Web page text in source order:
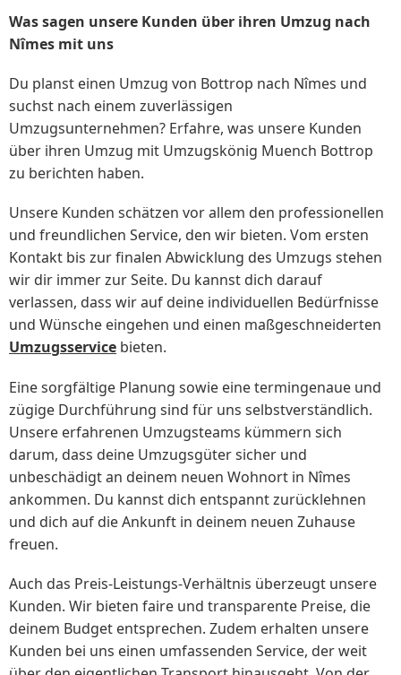
Was sagen unsere Kunden über ihren Umzug nach
Nîmes mit uns
Du planst einen Umzug von Bottrop nach Nîmes und
suchst nach einem zuverlässigen
Umzugsunternehmen? Erfahre, was unsere Kunden
über ihren Umzug mit Umzugskönig Muench Bottrop
zu berichten haben.
Unsere Kunden schätzen vor allem den professionellen
und freundlichen Service, den wir bieten. Vom ersten
Kontakt bis zur finalen Abwicklung des Umzugs stehen
wir dir immer zur Seite. Du kannst dich darauf
verlassen, dass wir auf deine individuellen Bedürfnisse
und Wünsche eingehen und einen maßgeschneiderten
Umzugsservice bieten.
Eine sorgfältige Planung sowie eine termingenaue und
zügige Durchführung sind für uns selbstverständlich.
Unsere erfahrenen Umzugsteams kümmern sich
darum, dass deine Umzugsgüter sicher und
unbeschädigt an deinem neuen Wohnort in Nîmes
ankommen. Du kannst dich entspannt zurücklehnen
und dich auf die Ankunft in deinem neuen Zuhause
freuen.
Auch das Preis-Leistungs-Verhältnis überzeugt unsere
Kunden. Wir bieten faire und transparente Preise, die
deinem Budget entsprechen. Zudem erhalten unsere
Kunden bei uns einen umfassenden Service, der weit